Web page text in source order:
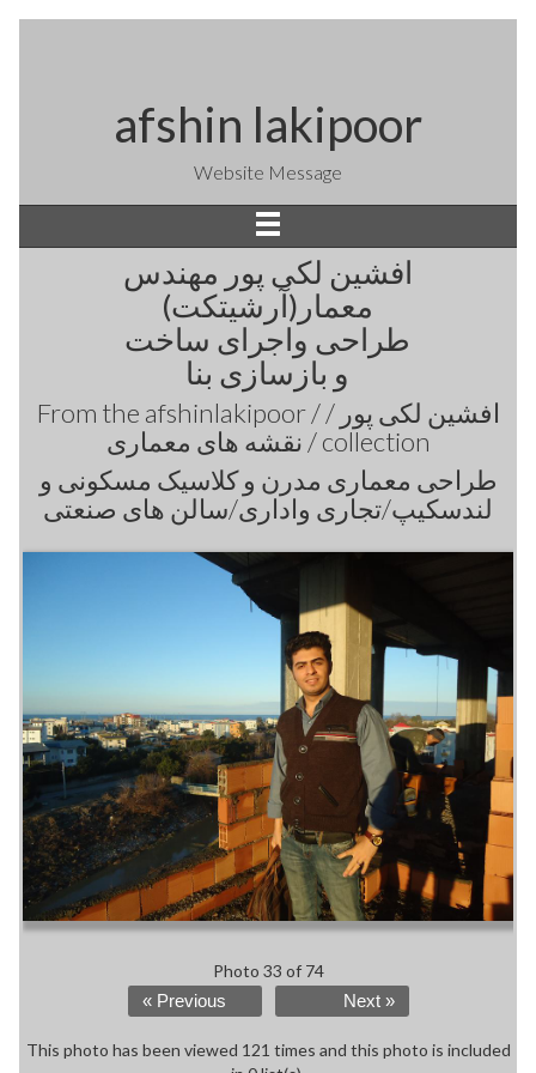
afshin lakipoor
Website Message
افشین لکی پور مهندس
معمار(آرشیتکت)
طراحی واجرای ساخت
و بازسازی بنا
From the afshinlakipoor / افشین لکی پور /
نقشه های معماری /collection
طراحی معماری مدرن و کلاسیک مسکونی و
لندسکیپ/تجاری واداری/سالن های صنعتی
Photo 33 of 74
« Previous Next »
This photo has been viewed 121 times and this photo is included